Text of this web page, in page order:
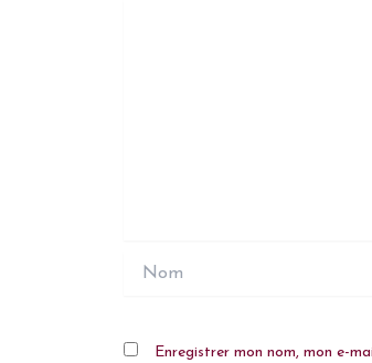
Nom
Enregistrer mon nom, mon e-